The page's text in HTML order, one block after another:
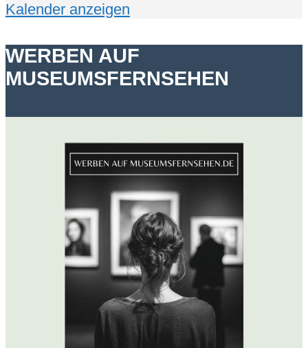
Kalender anzeigen
WERBEN AUF
MUSEUMSFERNSEHEN